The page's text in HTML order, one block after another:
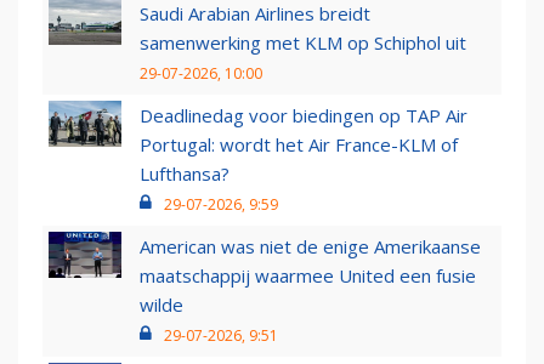
Saudi Arabian Airlines breidt
samenwerking met KLM op Schiphol uit
29-07-2026, 10:00
Deadlinedag voor biedingen op TAP Air
Portugal: wordt het Air France-KLM of
Lufthansa?
29-07-2026, 9:59
American was niet de enige Amerikaanse
maatschappij waarmee United een fusie
wilde
29-07-2026, 9:51